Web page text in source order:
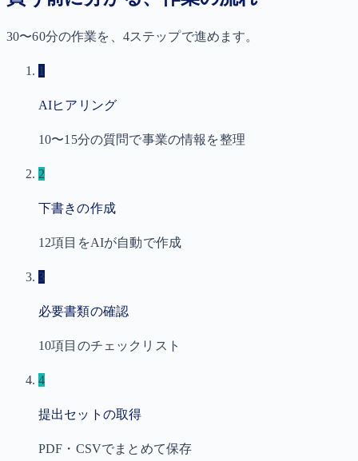
30〜60分の作業を、4ステップで進めます。
1
AIヒアリング
10〜15分の質問で事業の情報を整理
2
下書きの作成
12項目をAIが自動で作成
3
必要書類の確認
10項目のチェックリスト
4
提出セットの取得
PDF・CSVでまとめて保存